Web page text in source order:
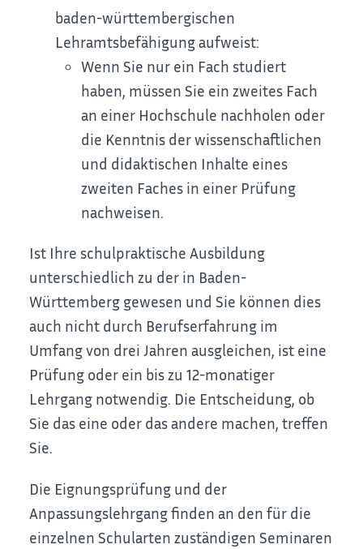
baden-württembergischen
Lehramtsbefähigung aufweist:
Wenn Sie nur ein Fach studiert
haben, müssen Sie ein zweites Fach
an einer Hochschule nachholen oder
die Kenntnis der wissenschaftlichen
und didaktischen Inhalte eines
zweiten Faches in einer Prüfung
nachweisen.
Ist Ihre schulpraktische Ausbildung
unterschiedlich zu der in Baden-
Württemberg gewesen und Sie können dies
auch nicht durch Berufserfahrung im
Umfang von drei Jahren ausgleichen, ist eine
Prüfung oder ein bis zu 12-monatiger
Lehrgang notwendig. Die Entscheidung, ob
Sie das eine oder das andere machen, treffen
Sie.
Die Eignungsprüfung und der
Anpassungslehrgang finden an den für die
einzelnen Schularten zuständigen Seminaren